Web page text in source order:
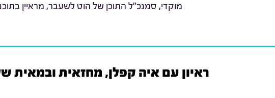
מוקדי, סמנכ"ל התוכן של הוט לשעבר, מראיין
ראיון עם איה קפלן, מחזאית ובמאית